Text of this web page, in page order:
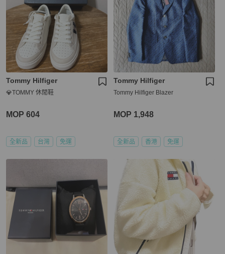
Tommy Hilfiger
💎TOMMY 休閒鞋
MOP 604
全新品 台灣 免運
Tommy Hilfiger
Tommy Hilfiger Blazer
MOP 1,948
全新品 香港 免運